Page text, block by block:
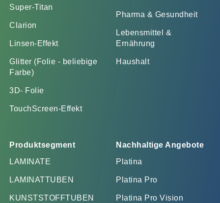
Super-Titan
Clarion
Linsen-Effekt
Glitter (Folie - beliebige
Farbe)
3D- Folie
TouchScreen-Effekt
Pharma & Gesundheit
Lebensmittel &
Ernährung
Haushalt
Produktsegment
LAMINATE
LAMINATTUBEN
KUNSTSTOFFTUBEN
Nachhaltige Angebote
Platina
Platina Pro
Platina Pro Vision